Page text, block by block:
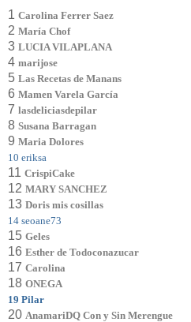
1 Carolina Ferrer Saez
2 María Chof
3 LUCIA VILAPLANA
4 marijose
5 Las Recetas de Manans
6 Mamen Varela García
7 lasdeliciasdepilar
8 Susana Barragan
9 Maria Dolores
10 eriksa
11 CrispiCake
12 MARY SANCHEZ
13 Doris mis cosillas
14 seoane73
15 Geles
16 Esther de Todoconazucar
17 Carolina
18 ONEGA
19 Pilar
20 AnamariDQ Con y Sin Merengue